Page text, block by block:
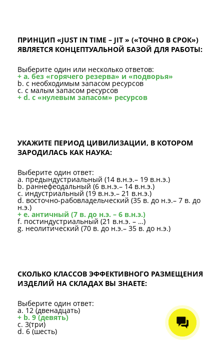
ПРИНЦИП «JUST IN TIME – JIT » («ТОЧНО В СРОК»)
ЯВЛЯЕТСЯ КОНЦЕПТУАЛЬНОЙ БАЗОЙ ДЛЯ РАБОТЫ:
Выберите один или несколько ответов:
+ a. без «горячего резерва» и «подворья»
b. с необходимым запасом ресурсов
c. с малым запасом ресурсов
+ d. c «нулевым запасом» ресурсов
УКАЖИТЕ ПЕРИОД ЦИВИЛИЗАЦИИ, В КОТОРОМ
ЗАРОДИЛАСЬ КАК НАУКА:
Выберите один ответ:
a. предындустриальный (14 в.н.э.– 19 в.н.э.)
b. раннефеодальный (6 в.н.э.– 14 в.н.э.)
c. индустриальный (19 в.н.э.– 21 в.н.э.)
d. восточно-рабовладельческий (35 в. до н.э.– 7 в. до
н.э.)
+ e. античный (7 в. до н.э. – 6 в.н.э.)
f. постиндустриальный (21 в.н.э. – …)
g. неолитический (70 в. до н.э.– 35 в. до н.э.)
СКОЛЬКО КЛАССОВ ЭФФЕКТИВНОГО РАЗМЕЩЕНИЯ
ИЗДЕЛИЙ НА СКЛАДАХ ВЫ ЗНАЕТЕ:
Выберите один ответ:
a. 12 (двенадцать)
+ b. 9 (девять)
c. 3(три)
d. 6 (шесть)